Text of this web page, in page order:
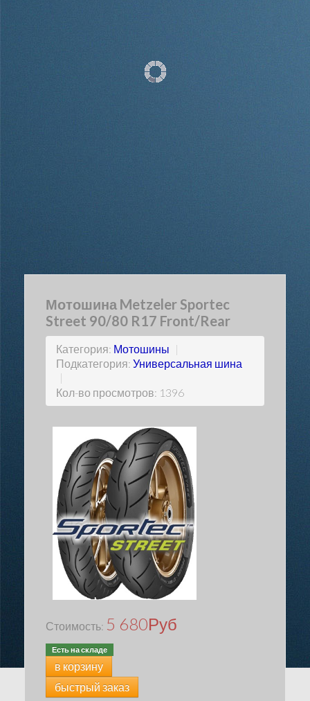
Мотошина Metzeler Sportec
Street 90/80 R17 Front/Rear
Категория: Мотошины |
Подкатегория: Универсальная шина
|
Кол-во просмотров: 1396
Стоимость: 5 680Руб
Есть на складе
в корзину
быстрый заказ